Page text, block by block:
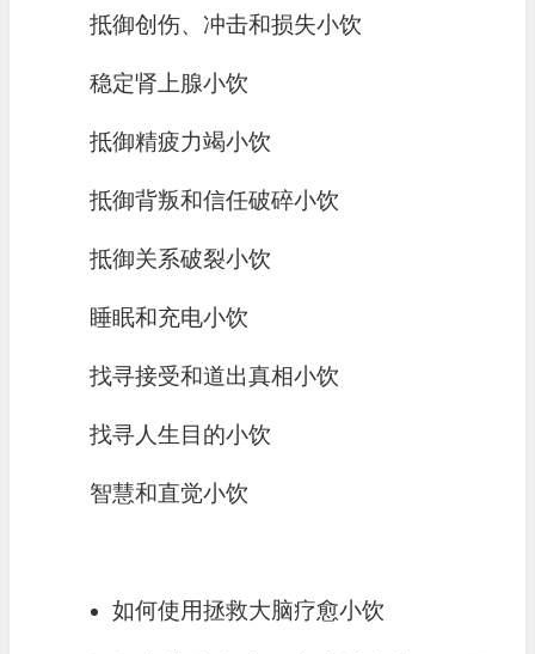
抵御创伤、冲击和损失小饮
稳定肾上腺小饮
抵御精疲力竭小饮
抵御背叛和信任破碎小饮
抵御关系破裂小饮
睡眠和充电小饮
找寻接受和道出真相小饮
找寻人生目的小饮
智慧和直觉小饮
如何使用拯救大脑疗愈小饮